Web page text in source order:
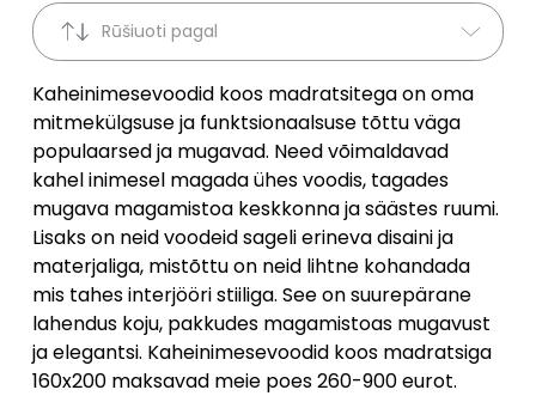
Rūšiuoti pagal
Kaheinimesevoodid koos madratsitega on oma
mitmekülgsuse ja funktsionaalsuse tõttu väga
populaarsed ja mugavad. Need võimaldavad
kahel inimesel magada ühes voodis, tagades
mugava magamistoa keskkonna ja säästes ruumi.
Lisaks on neid voodeid sageli erineva disaini ja
materjaliga, mistõttu on neid lihtne kohandada
mis tahes interjööri stiiliga. See on suurepärane
lahendus koju, pakkudes magamistoas mugavust
ja elegantsi. Kaheinimesevoodid koos madratsiga
160x200 maksavad meie poes 260-900 eurot.